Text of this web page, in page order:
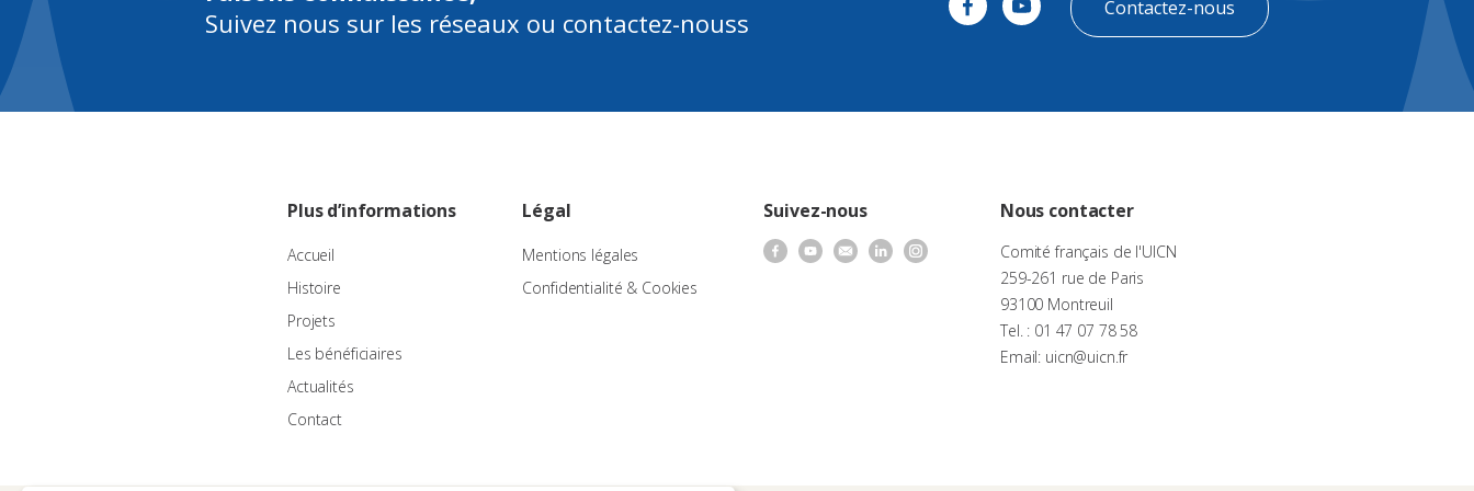
Suivez nous sur les réseaux ou contactez-nouss
Contactez-nous
Plus d’informations
Accueil
Histoire
Projets
Les bénéficiaires
Actualités
Contact
Légal
Mentions légales
Confidentialité & Cookies
Suivez-nous Nous contacter
Comité français de l'UICN
259-261 rue de Paris
93100 Montreuil
Tel. : 01 47 07 78 58
Email: uicn@uicn.fr